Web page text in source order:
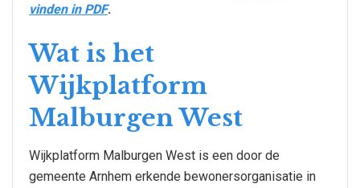
vinden in PDF.
Wat is het
Wijkplatform
Malburgen West
Wijkplatform Malburgen West is een door de
gemeente Arnhem erkende bewonersorganisatie in